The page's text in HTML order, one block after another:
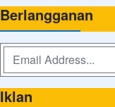
Berlangganan
Iklan